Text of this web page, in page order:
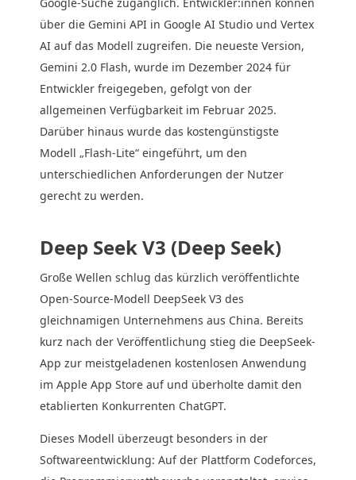
über die Gemini API in Google AI Studio und Vertex
AI auf das Modell zugreifen. Die neueste Version,
Gemini 2.0 Flash, wurde im Dezember 2024 für
Entwickler freigegeben, gefolgt von der
allgemeinen Verfügbarkeit im Februar 2025.
Darüber hinaus wurde das kostengünstigste
Modell „Flash-Lite“ eingeführt, um den
unterschiedlichen Anforderungen der Nutzer
gerecht zu werden.
Deep Seek V3 (Deep Seek)
Große Wellen schlug das kürzlich veröffentlichte
Open-Source-Modell DeepSeek V3 des
gleichnamigen Unternehmens aus China. Bereits
kurz nach der Veröffentlichung stieg die DeepSeek-
App zur meistgeladenen kostenlosen Anwendung
im Apple App Store auf und überholte damit den
etablierten Konkurrenten ChatGPT.
Dieses Modell überzeugt besonders in der
Softwareentwicklung: Auf der Plattform Codeforces,